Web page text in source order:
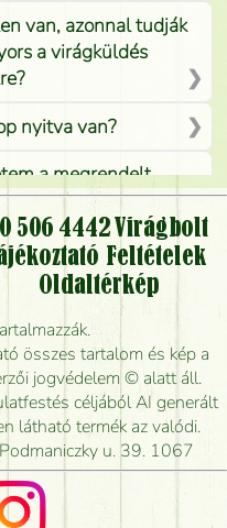
van, azonnal tudják
a virágküldés
nyitva van?
a megrendelt
kiszállítással
úgy, hogy még ma
a csokrot, és
kiszállítani?
van önöknél?
a virágküldésről?
506 4442 Virágbolt
Feltételek
Oldaltérkép
összes tartalom és kép a
jogvédelem © alatt áll.
céljából AI generált
látható termék az valódi.
u. 39. 1067